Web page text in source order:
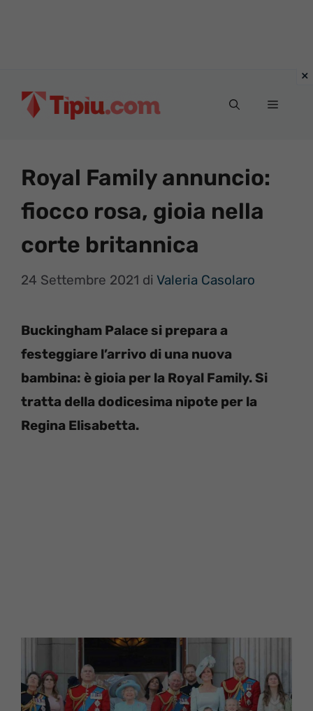
Menu
Royal Family annuncio:
fiocco rosa, gioia nella
corte britannica
24 Settembre 2021 di Valeria Casolaro
Buckingham Palace si prepara a
festeggiare l’arrivo di una nuova
bambina: è gioia per la Royal Family. Si
tratta della dodicesima nipote per la
Regina Elisabetta.